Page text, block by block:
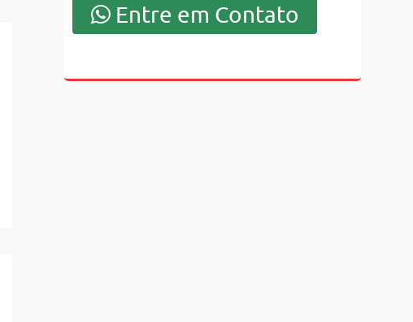
Entre em Contato